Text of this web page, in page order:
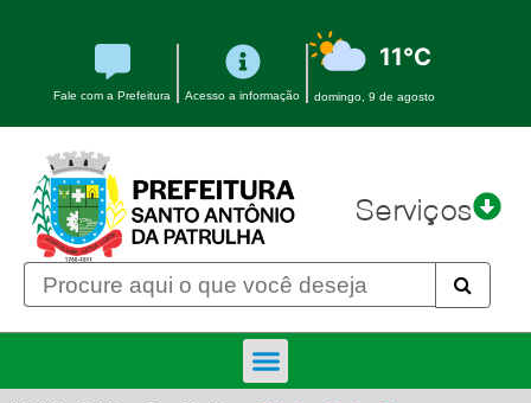
Fale com a Prefeitura Acesso a informação
11°C
domingo, 9 de agosto
Serviços